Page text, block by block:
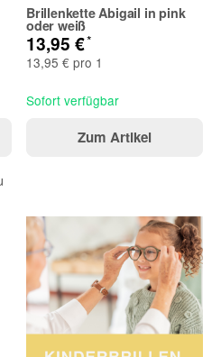
Brillenkette Abigail in pink
oder weiß
13,95 €*
13,95 € pro 1
Sofort verfügbar
Zum Artikel